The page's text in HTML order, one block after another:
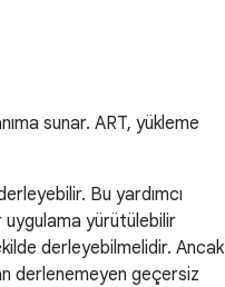
sunar. ART, yükleme
Bu yardımcı
uygulama yürütülebilir
derleyebilmelidir. Ancak
derlenemeyen geçersiz